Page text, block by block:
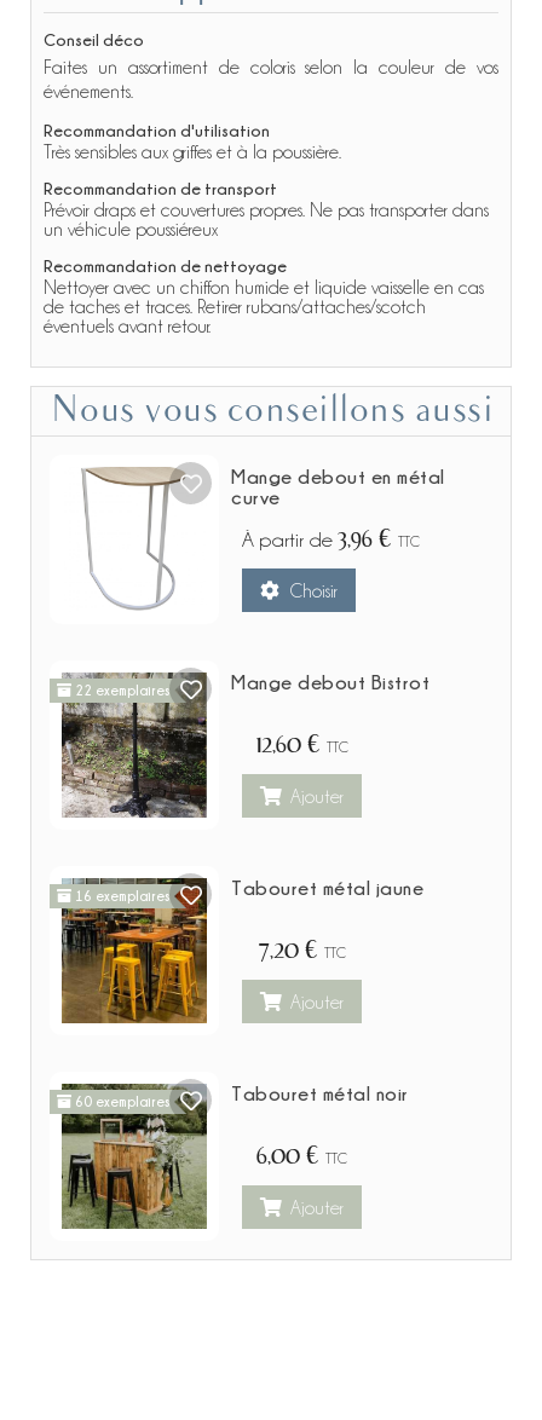
Conseil déco
Faites un assortiment de coloris selon la couleur de vos
événements.
Recommandation d'utilisation
Très sensibles aux griffes et à la poussière.
Recommandation de transport
Prévoir draps et couvertures propres. Ne pas transporter dans
un véhicule poussiéreux
Recommandation de nettoyage
Nettoyer avec un chiffon humide et liquide vaisselle en cas
de taches et traces. Retirer rubans/attaches/scotch
éventuels avant retour.
Nous vous conseillons aussi
Mange debout en métal
curve
À partir de 3,96 € TTC
Choisir
22 exemplaires Mange debout Bistrot
12,60 € TTC
Ajouter
16 exemplaires Tabouret métal jaune
7,20 € TTC
Ajouter
60 exemplaires Tabouret métal noir
6,00 € TTC
Ajouter